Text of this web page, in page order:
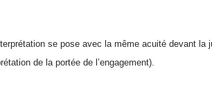
se pose avec la même acuité devant
de la portée de l’engagement).